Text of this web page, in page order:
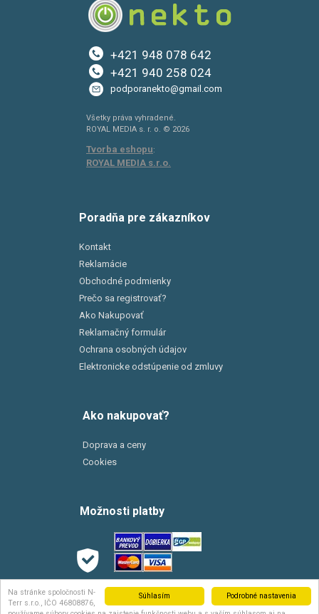
Podrobné nastavenia
Súhlasím
Na stránke spoločnosti N-
Terr s.r.o., IČO 46808876,
+421 948 078 642
+421 940 258 024
podporanekto@gmail.com
Všetky práva vyhradené.
ROYAL MEDIA s. r. o. © 2026
Tvorba eshopu:
ROYAL MEDIA s.r.o.
Poradňa pre zákazníkov
Kontakt
Reklamácie
Obchodné podmienky
Prečo sa registrovať?
Ako Nakupovať
Reklamačný formulár
Ochrana osobných údajov
Elektronicke odstúpenie od zmluvy
Ako nakupovať?
Doprava a ceny
Cookies
Možnosti platby
Možnosti dopravy